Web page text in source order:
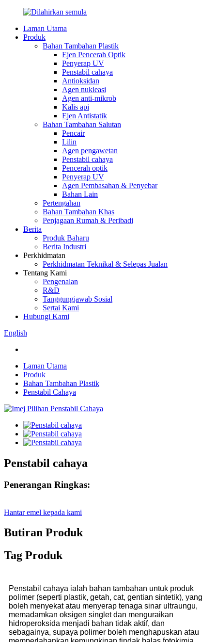
Laman Utama
Produk
Bahan Tambahan Plastik
Ejen Pencerah Optik
Penyerap UV
Penstabil cahaya
Antioksidan
Agen nukleasi
Agen anti-mikrob
Kalis api
Ejen Antistatik
Bahan Tambahan Salutan
Pencair
Lilin
Agen pengawetan
Penstabil cahaya
Pencerah optik
Penyerap UV
Agen Pembasahan & Penyebar
Bahan Lain
Pertengahan
Bahan Tambahan Khas
Penjagaan Rumah & Peribadi
Berita
Produk Baharu
Berita Industri
Perkhidmatan
Perkhidmatan Teknikal & Selepas Jualan
Tentang Kami
Pengenalan
R&D
Tanggungjawab Sosial
Sertai Kami
Hubungi Kami
English
Laman Utama
Produk
Bahan Tambahan Plastik
Penstabil Cahaya
Penstabil cahaya
Penerangan Ringkas:
Hantar emel kepada kami
Butiran Produk
Tag Produk
Penstabil cahaya ialah bahan tambahan untuk produk
polimer (seperti plastik, getah, cat, gentian sintetik), yang
boleh menyekat atau menyerap tenaga sinar ultraungu,
memadamkan oksigen singlet dan menguraikan
hidroperoksida menjadi bahan tidak aktif, dan
sebagainya, supaya polimer boleh menghapuskan atau